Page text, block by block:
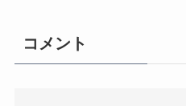
コメント